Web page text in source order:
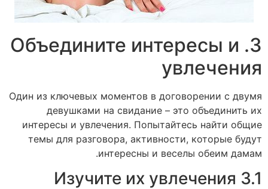
3. Объедините интересы и
увлечения
Один из ключевых моментов в договорении с двумя
девушками на свидание – это объединить их
интересы и увлечения. Попытайтесь найти общие
темы для разговора, активности, которые будут
интересны и веселы обеим дамам.
3.1 Изучите их увлечения